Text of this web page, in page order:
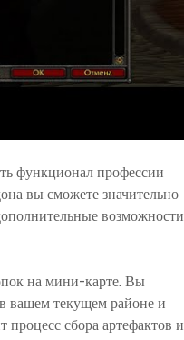
функционал профессии
вы сможете значительно
возможности
на мини-карте. Вы
вашем текущем районе и
сбора артефактов и